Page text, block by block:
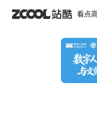
看点
这次抄袭，全